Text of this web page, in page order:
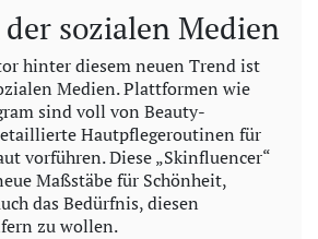
o
sozialen Medien
hinter diesem neuen Trend ist
Medien. Plattformen wie
sind voll von Beauty-
Hautpflegeroutinen für
vorführen. Diese „Skinfluencer“
Maßstäbe für Schönheit,
das Bedürfnis, diesen
zu wollen.